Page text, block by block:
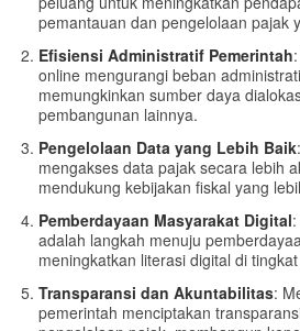
pemantauan dan pengelolaan pajak
Efisiensi Administratif Pemerintah
online mengurangi beban
memungkinkan sumber daya
pembangunan lainnya.
Pengelolaan Data yang Lebih Baik
mengakses data pajak secara lebih
mendukung kebijakan fiskal yang
Pemberdayaan Masyarakat Digital
adalah langkah menuju
meningkatkan literasi digital di
Transparansi dan Akuntabilitas:
pemerintah menciptakan